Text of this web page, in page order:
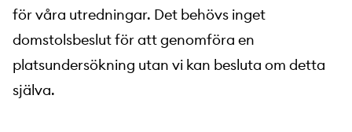
för våra utredningar. Det behövs inget
domstolsbeslut för att genomföra en
platsundersökning utan vi kan besluta om detta
själva.